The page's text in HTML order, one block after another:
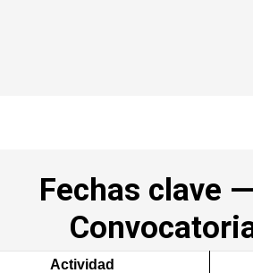
Fechas clave
Actividad